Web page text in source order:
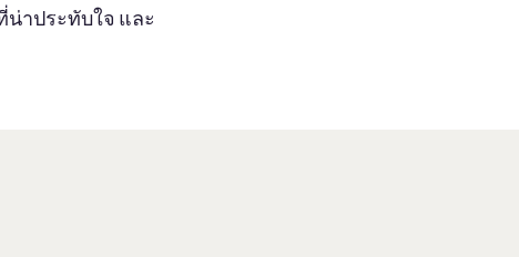
าประทับใจ และ